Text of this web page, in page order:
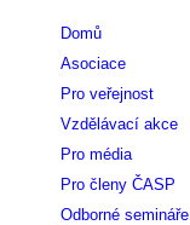
Domů
Asociace
Pro veřejnost
Vzdělávací akce
Pro média
Pro členy ČASP
Odborné semináře